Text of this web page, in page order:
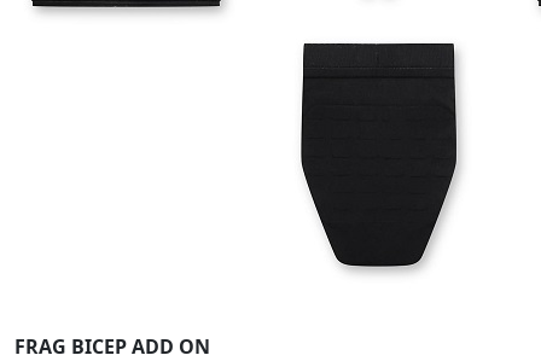
FRAG BICEP ADD ON